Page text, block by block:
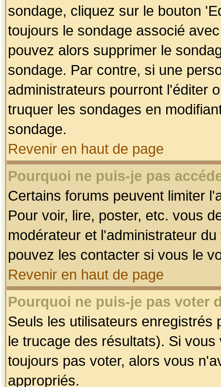
sondage, cliquez sur le bouton
toujours le sondage associé
pouvez alors supprimer le
sondage. Par contre, si une
administrateurs pourront l'éditer
truquer les sondages en
sondage.
Revenir en haut de page
Pourquoi ne puis-je pas
Certains forums peuvent limiter
Pour voir, lire, poster, etc. vous
modérateur et l'administrateur
pouvez les contacter si vous le
Revenir en haut de page
Pourquoi ne puis-je pas voter
Seuls les utilisateurs enregistrés
le trucage des résultats). Si
toujours pas voter, alors vous
appropriés.